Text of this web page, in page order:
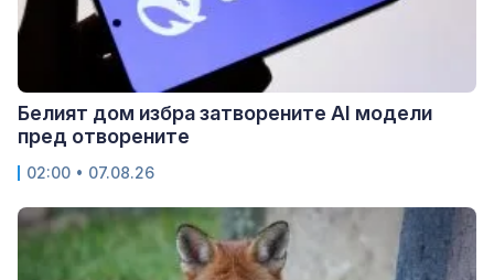
Белият дом избра затворените AI модели
пред отворените
02:00 • 07.08.26